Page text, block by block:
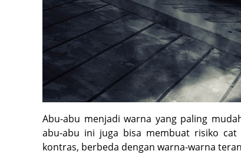
Abu-abu menjadi warna yang paling
abu-abu ini juga bisa membuat risiko
kontras, berbeda dengan warna-warna